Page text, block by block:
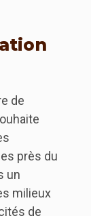
de
près du
un
milieux
de